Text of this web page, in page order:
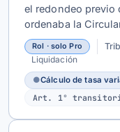
el redondeo previo
ordenaba la
directamente la
conservados,
Rol · solo Pro
Liquidación
●Cálculo de tasa
Art. 1°